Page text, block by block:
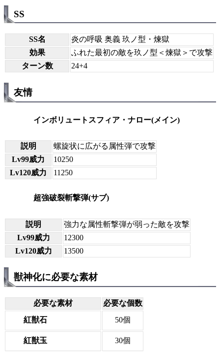
SS
SS名
炎の呼吸 奥義 玖ノ型・煉獄
効果
ふれた最初の敵を玖ノ型＜煉獄＞で攻撃
ターン数
24+4
友情
インボリュートスフィア・ナロー(メイン)
説明
螺旋状に広がる属性弾で攻撃
Lv99威力
10250
Lv120威力
11250
超強破裂斬撃弾(サブ)
説明
強力な属性斬撃弾が弱った敵を攻撃
Lv99威力
12300
Lv120威力
13500
獣神化に必要な素材
必要な素材
必要な個数
紅獣石
50個
紅獣玉 30個